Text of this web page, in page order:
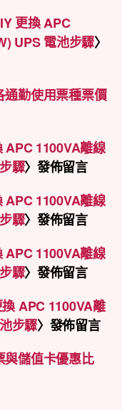
更換 APC
UPS 電池步驟〉
勤使用票種票價
1100VA離線
驟〉發佈留言
1100VA離線
驟〉發佈留言
1100VA離線
驟〉發佈留言
APC 1100VA離
步驟〉發佈留言
儲值卡優惠比